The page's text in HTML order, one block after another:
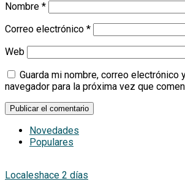
Nombre *
Correo electrónico *
Web
Guarda mi nombre, correo electrónico
navegador para la próxima vez que
Novedades
Populares
Localeshace 2 días